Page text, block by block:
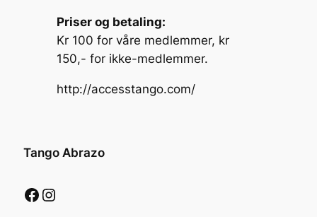
Priser og betaling:
Kr 100 for våre medlemmer, kr
150,- for ikke-medlemmer.
http://accesstango.com/
Tango Abrazo
Facebook Instagram